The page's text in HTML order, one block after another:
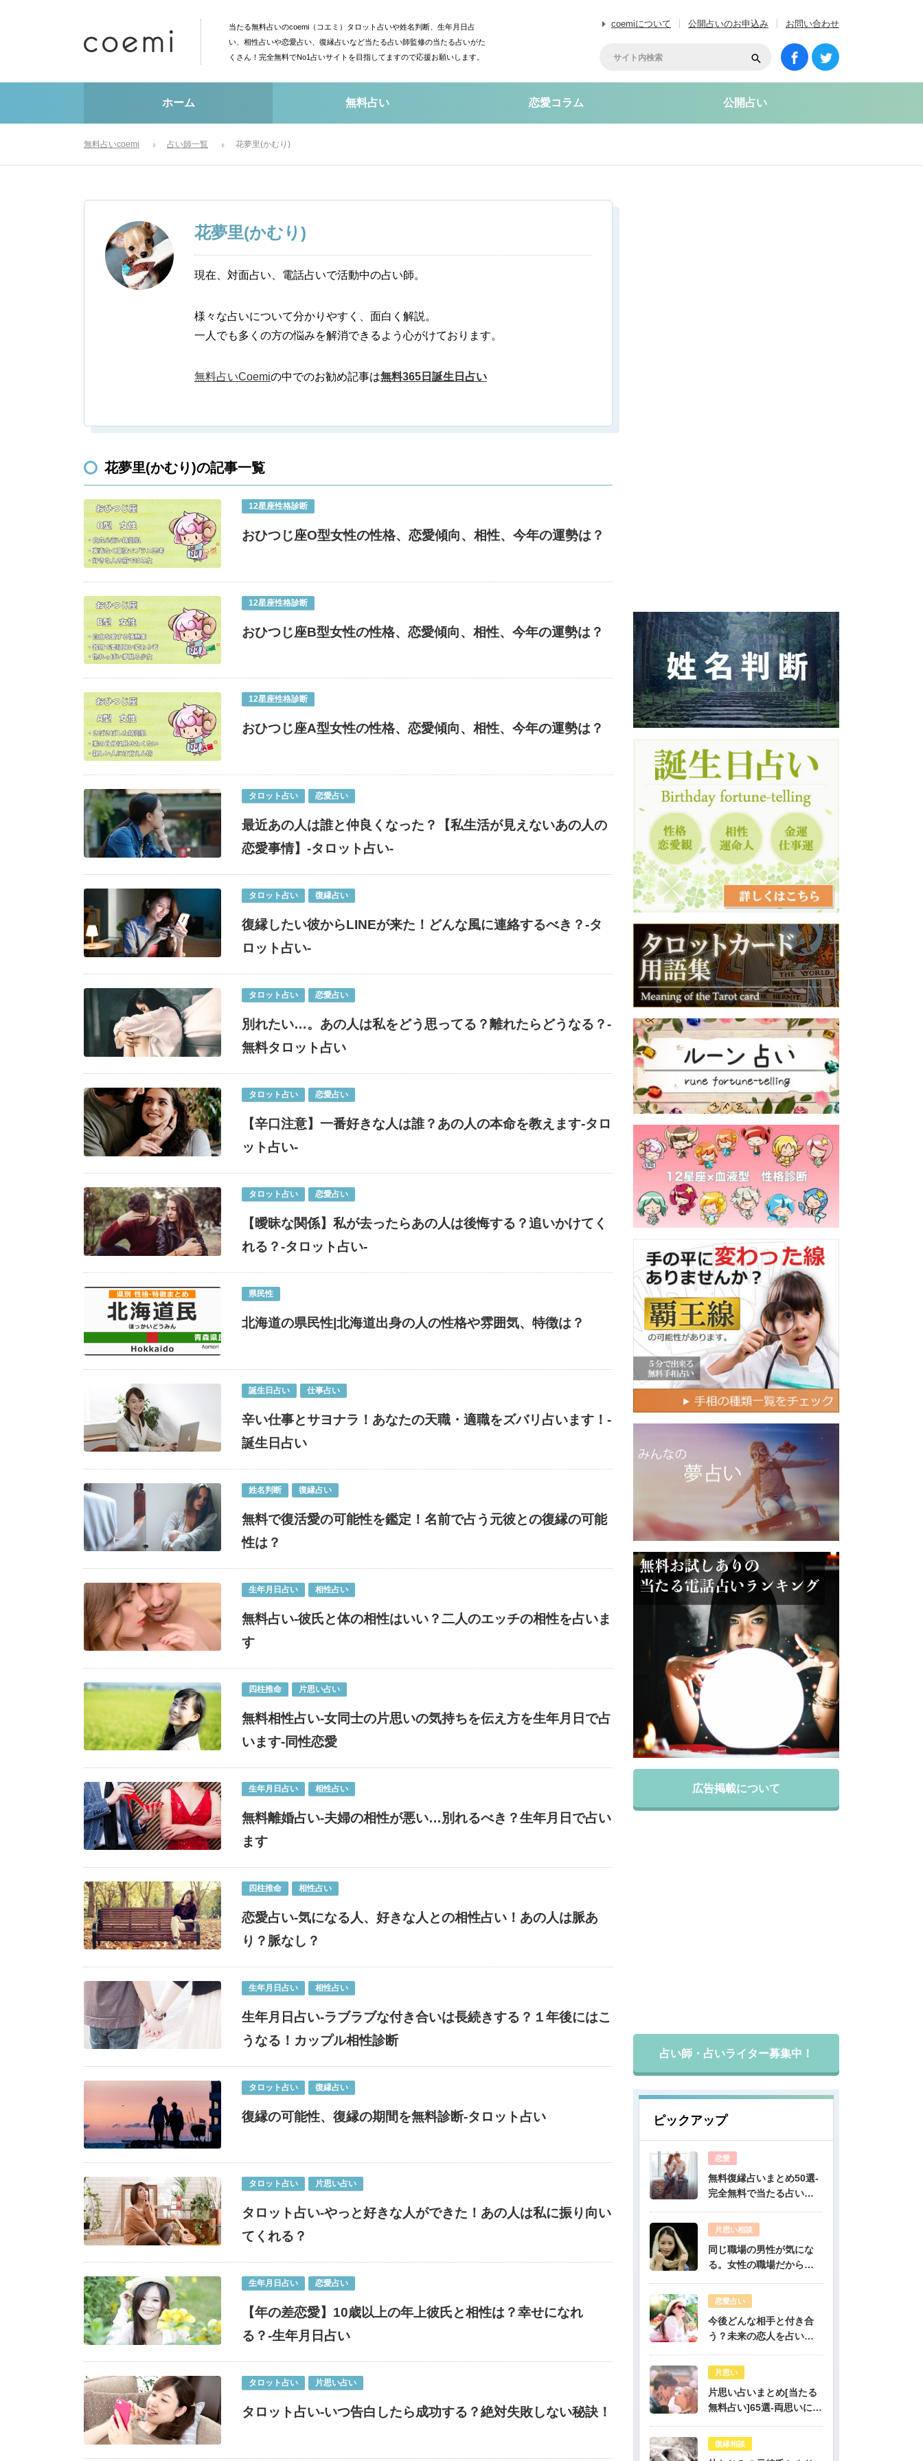
当たる無料占いのcoemi（コエミ）タロット占いや姓名判断、生年月日占
い、相性占いや恋愛占い、復縁占いなど当たる占い師監修の当たる占いがた
くさん！完全無料でNo1占いサイトを目指してますので応援お願いします。
coemiについて 公開占いのお申込み お問い合わせ
ホーム 無料占い 恋愛コラム 公開占い
無料占いcoemi 占い師一覧 花夢里(かむり)
花夢里(かむり)
現在、対面占い、電話占いで活動中の占い師。
様々な占いについて分かりやすく、面白く解説。
一人でも多くの方の悩みを解消できるよう心がけております。
無料占いCoemiの中でのお勧め記事は無料365日誕生日占い
花夢里(かむり)の記事一覧
12星座性格診断
おひつじ座O型女性の性格、恋愛傾向、相性、今年の運勢は？
12星座性格診断
おひつじ座B型女性の性格、恋愛傾向、相性、今年の運勢は？
12星座性格診断
おひつじ座A型女性の性格、恋愛傾向、相性、今年の運勢は？
タロット占い 恋愛占い
最近あの人は誰と仲良くなった？【私生活が見えないあの人の
恋愛事情】-タロット占い-
タロット占い 復縁占い
復縁したい彼からLINEが来た！どんな風に連絡するべき？-タ
ロット占い-
タロット占い 恋愛占い
別れたい…。あの人は私をどう思ってる？離れたらどうなる？-
無料タロット占い
タロット占い 恋愛占い
【辛口注意】一番好きな人は誰？あの人の本命を教えます-タロ
ット占い-
タロット占い 恋愛占い
【曖昧な関係】私が去ったらあの人は後悔する？追いかけてく
れる？-タロット占い-
県民性
北海道の県民性|北海道出身の人の性格や雰囲気、特徴は？
誕生日占い 仕事占い
辛い仕事とサヨナラ！あなたの天職・適職をズバリ占います！-
誕生日占い
姓名判断 復縁占い
無料で復活愛の可能性を鑑定！名前で占う元彼との復縁の可能
性は？
生年月日占い 相性占い
無料占い-彼氏と体の相性はいい？二人のエッチの相性を占いま
す
四柱推命 片思い占い
無料相性占い-女同士の片思いの気持ちを伝え方を生年月日で占
います-同性恋愛
生年月日占い 相性占い
無料離婚占い-夫婦の相性が悪い…別れるべき？生年月日で占い
ます
四柱推命 相性占い
恋愛占い-気になる人、好きな人との相性占い！あの人は脈あ
り？脈なし？
生年月日占い 相性占い
生年月日占い-ラブラブな付き合いは長続きする？１年後にはこ
うなる！カップル相性診断
タロット占い 復縁占い
復縁の可能性、復縁の期間を無料診断-タロット占い
タロット占い 片思い占い
タロット占い-やっと好きな人ができた！あの人は私に振り向い
てくれる？
生年月日占い 恋愛占い
【年の差恋愛】10歳以上の年上彼氏と相性は？幸せになれ
る？-生年月日占い
タロット占い 片思い占い
タロット占い-いつ告白したら成功する？絶対失敗しない秘訣！
広告掲載について
占い師・占いライター募集中！
ピックアップ
恋愛
無料復縁占いまとめ50選-
完全無料で当たる占いだ
片思い相談
同じ職場の男性が気にな
る。女性の職場だから人
私のこと好き？-公開鑑定-
無料占い
恋愛占い
今後どんな相手と付き合
う？未来の恋人を占いま
片思い
片思い占いまとめ[当たる
無料占い]65選-両思いにな
当たる片思い占い
復縁相談